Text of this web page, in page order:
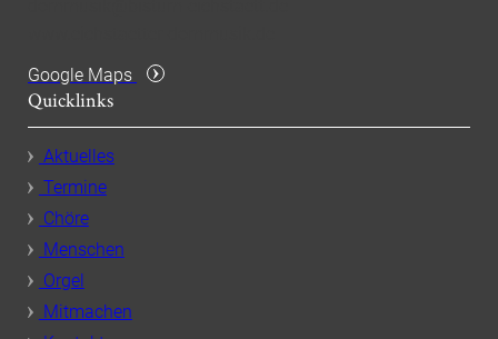
Google Maps
Quicklinks
Aktuelles
Termine
Chöre
Menschen
Orgel
Mitmachen